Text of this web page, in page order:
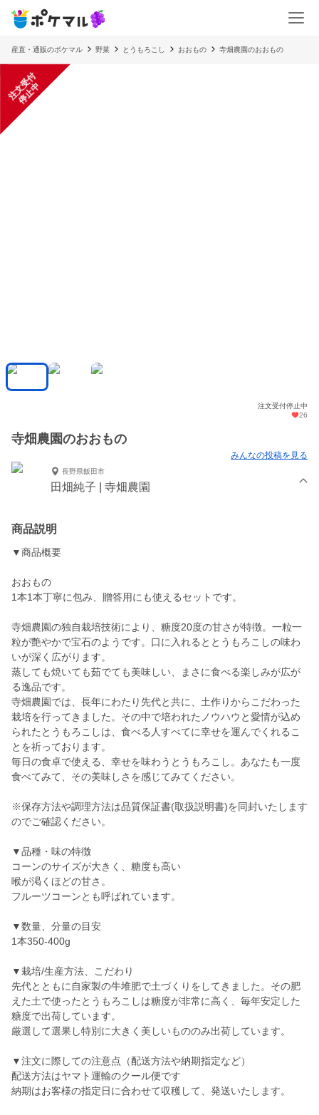
産直・通販のポケマル 野菜 とうもろこし おおもの 寺畑農園のおおもの
注
文
受
付
停
止
中
注文受付停止中
26
寺畑農園のおおもの
みんなの投稿を見る
長野県飯田市
田畑純子 | 寺畑農園
商品説明
▼商品概要
おおもの
1本1本丁寧に包み、贈答用にも使えるセットです。
寺畑農園の独自栽培技術により、糖度20度の甘さが特徴。一粒一
粒が艶やかで宝石のようです。口に入れるととうもろこしの味わ
いが深く広がります。
蒸しても焼いても茹でても美味しい、まさに食べる楽しみが広が
る逸品です。
寺畑農園では、長年にわたり先代と共に、土作りからこだわった
栽培を行ってきました。その中で培われたノウハウと愛情が込め
られたとうもろこしは、食べる人すべてに幸せを運んでくれるこ
とを祈っております。
毎日の食卓で使える、幸せを味わうとうもろこし。あなたも一度
食べてみて、その美味しさを感じてみてください。
※保存方法や調理方法は品質保証書(取扱説明書)を同封いたします
のでご確認ください。
▼品種・味の特徴
コーンのサイズが大きく、糖度も高い
喉が渇くほどの甘さ。
フルーツコーンとも呼ばれています。
▼数量、分量の目安
1本350-400g
▼栽培/生産方法、こだわり
先代とともに自家製の牛堆肥で土づくりをしてきました。その肥
えた土で使ったとうもろこしは糖度が非常に高く、毎年安定した
糖度で出荷しています。
厳選して選果し特別に大きく美しいもののみ出荷しています。
▼注文に際しての注意点（配送方法や納期指定など）
配送方法はヤマト運輸のクール便です
納期はお客様の指定日に合わせて収穫して、発送いたします。